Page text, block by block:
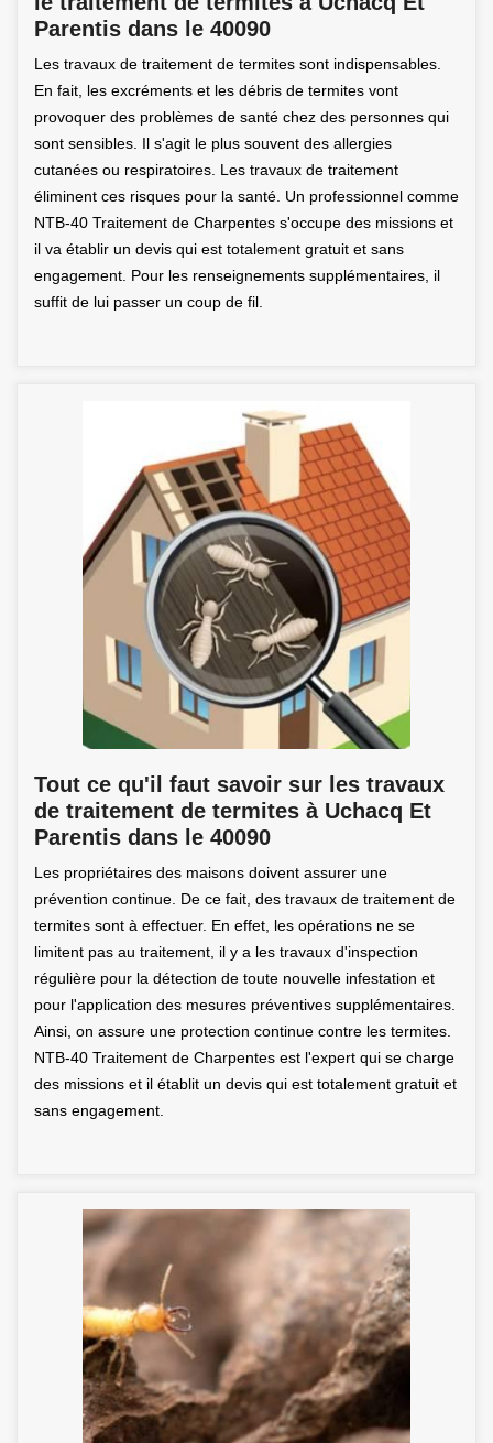
Parentis dans le 40090
Les travaux de traitement de termites sont indispensables.
En fait, les excréments et les débris de termites vont
provoquer des problèmes de santé chez des personnes qui
sont sensibles. Il s'agit le plus souvent des allergies
cutanées ou respiratoires. Les travaux de traitement
éliminent ces risques pour la santé. Un professionnel comme
NTB-40 Traitement de Charpentes s'occupe des missions et
il va établir un devis qui est totalement gratuit et sans
engagement. Pour les renseignements supplémentaires, il
suffit de lui passer un coup de fil.
Tout ce qu'il faut savoir sur les travaux
de traitement de termites à Uchacq Et
Parentis dans le 40090
Les propriétaires des maisons doivent assurer une
prévention continue. De ce fait, des travaux de traitement de
termites sont à effectuer. En effet, les opérations ne se
limitent pas au traitement, il y a les travaux d'inspection
régulière pour la détection de toute nouvelle infestation et
pour l'application des mesures préventives supplémentaires.
Ainsi, on assure une protection continue contre les termites.
NTB-40 Traitement de Charpentes est l'expert qui se charge
des missions et il établit un devis qui est totalement gratuit et
sans engagement.